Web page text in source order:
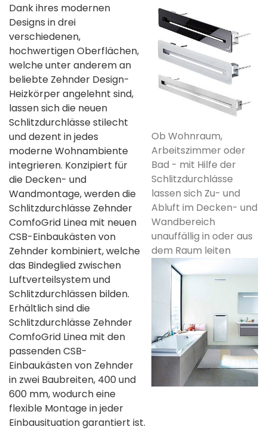
Ob Wohnraum,
Arbeitszimmer oder
Bad - mit Hilfe der
Schlitzdurchlässe
lassen sich Zu- und
Abluft im Decken- und
Wandbereich
unauffällig in oder aus
dem Raum leiten
Dank ihres modernen
Designs in drei
verschiedenen,
hochwertigen Oberflächen,
welche unter anderem an
beliebte Zehnder Design-
Heizkörper angelehnt sind,
lassen sich die neuen
Schlitzdurchlässe stilecht
und dezent in jedes
moderne Wohnambiente
integrieren. Konzipiert für
die Decken- und
Wandmontage, werden die
Schlitzdurchlässe Zehnder
ComfoGrid Linea mit neuen
CSB-Einbaukästen von
Zehnder kombiniert, welche
das Bindeglied zwischen
Luftverteilsystem und
Schlitzdurchlässen bilden.
Erhältlich sind die
Schlitzdurchlässe Zehnder
ComfoGrid Linea mit den
passenden CSB-
Einbaukästen von Zehnder
in zwei Baubreiten, 400 und
600 mm, wodurch eine
flexible Montage in jeder
Einbausituation garantiert ist.